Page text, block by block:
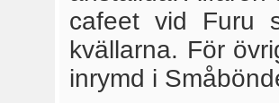
cafeet vid Furu
kvällarna. För
inrymd i